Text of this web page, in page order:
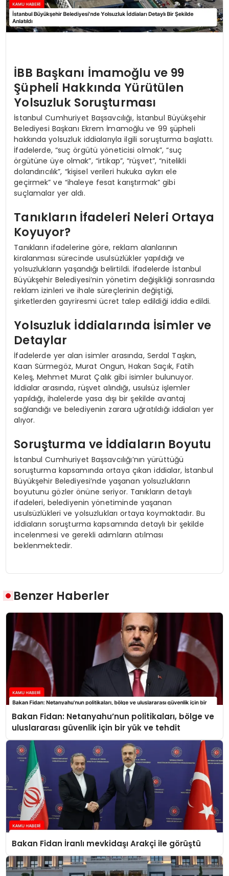
İBB Başkanı İmamoğlu ve 99
Şüpheli Hakkında Yürütülen
Yolsuzluk Soruşturması
İstanbul Cumhuriyet Başsavcılığı, İstanbul Büyükşehir
Belediyesi Başkanı Ekrem İmamoğlu ve 99 şüpheli
hakkında yolsuzluk iddialarıyla ilgili soruşturma başlattı.
İfadelerde, “suç örgütü yöneticisi olmak”, “suç
örgütüne üye olmak”, “irtikap”, “rüşvet”, “nitelikli
dolandırıcılık”, “kişisel verileri hukuka aykırı ele
geçirmek” ve “ihaleye fesat karıştırmak” gibi
suçlamalar yer aldı.
Tanıkların İfadeleri Neleri Ortaya
Koyuyor?
Tanıkların ifadelerine göre, reklam alanlarının
kiralanması sürecinde usulsüzlükler yapıldığı ve
yolsuzlukların yaşandığı belirtildi. İfadelerde İstanbul
Büyükşehir Belediyesi’nin yönetim değişikliği sonrasında
reklam izinleri ve ihale süreçlerinin değiştiği,
şirketlerden gayriresmi ücret talep edildiği iddia edildi.
Yolsuzluk İddialarında İsimler ve
Detaylar
İfadelerde yer alan isimler arasında, Serdal Taşkın,
Kaan Sürmegöz, Murat Ongun, Hakan Saçık, Fatih
Keleş, Mehmet Murat Çalık gibi isimler bulunuyor.
İddialar arasında, rüşvet alındığı, usulsüz işlemler
yapıldığı, ihalelerde yasa dışı bir şekilde avantaj
sağlandığı ve belediyenin zarara uğratıldığı iddiaları yer
alıyor.
Soruşturma ve İddiaların Boyutu
İstanbul Cumhuriyet Başsavcılığı’nın yürüttüğü
soruşturma kapsamında ortaya çıkan iddialar, İstanbul
Büyükşehir Belediyesi’nde yaşanan yolsuzlukların
boyutunu gözler önüne seriyor. Tanıkların detaylı
ifadeleri, belediyenin yönetiminde yaşanan
usulsüzlükleri ve yolsuzlukları ortaya koymaktadır. Bu
iddiaların soruşturma kapsamında detaylı bir şekilde
incelenmesi ve gerekli adımların atılması
beklenmektedir.
Benzer Haberler
Bakan Fidan: Netanyahu’nun politikaları, bölge ve
uluslararası güvenlik için bir yük ve tehdit
Bakan Fidan İranlı mevkidaşı Arakçi ile görüştü